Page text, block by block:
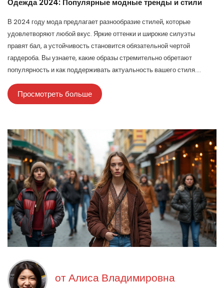
Одежда 2024: Популярные модные тренды и стили
В 2024 году мода предлагает разнообразие стилей, которые
удовлетворяют любой вкус. Яркие оттенки и широкие силуэты
правят бал, а устойчивость становится обязательной чертой
гардероба. Вы узнаете, какие образы стремительно обретают
популярность и как поддерживать актуальность вашего стиля.
Статья предлагает советы по созданию стильных и удобных
образов, которые легко адаптируются к повседневной жизни.
Исследуем, как новые веяния отражают изменения в обществе и
Просмотреть больше
отАлиса Владимировна